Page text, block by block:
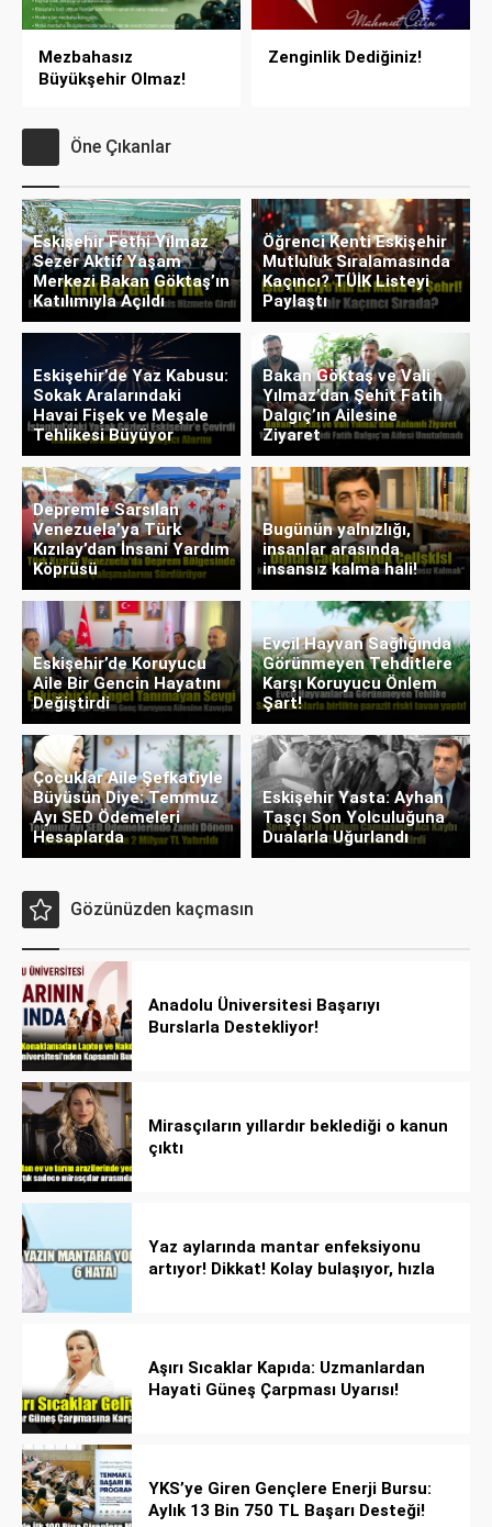
Mezbahasız
Büyükşehir Olmaz!
Zenginlik Dediğiniz!
Öne Çıkanlar
Eskişehir Fethi Yılmaz
Sezer Aktif Yaşam
Merkezi Bakan Göktaş’ın
Katılımıyla Açıldı
Öğrenci Kenti Eskişehir
Mutluluk Sıralamasında
Kaçıncı? TÜİK Listeyi
Paylaştı
Eskişehir’de Yaz Kabusu:
Sokak Aralarındaki
Havai Fişek ve Meşale
Tehlikesi Büyüyor
Bakan Göktaş ve Vali
Yılmaz’dan Şehit Fatih
Dalgıç’ın Ailesine
Ziyaret
Depremle Sarsılan
Venezuela’ya Türk
Kızılay’dan İnsani Yardım
Köprüsü
Bugünün yalnızlığı,
insanlar arasında
insansız kalma hali!
Eskişehir’de Koruyucu
Aile Bir Gencin Hayatını
Değiştirdi
Evcil Hayvan Sağlığında
Görünmeyen Tehditlere
Karşı Koruyucu Önlem
Şart!
Çocuklar Aile Şefkatiyle
Büyüsün Diye: Temmuz
Ayı SED Ödemeleri
Hesaplarda
Eskişehir Yasta: Ayhan
Taşçı Son Yolculuğuna
Dualarla Uğurlandı
Gözünüzden kaçmasın
Anadolu Üniversitesi Başarıyı
Burslarla Destekliyor!
Mirasçıların yıllardır beklediği o kanun
çıktı
Yaz aylarında mantar enfeksiyonu
artıyor! Dikkat! Kolay bulaşıyor, hızla
Aşırı Sıcaklar Kapıda: Uzmanlardan
Hayati Güneş Çarpması Uyarısı!
YKS’ye Giren Gençlere Enerji Bursu:
Aylık 13 Bin 750 TL Başarı Desteği!